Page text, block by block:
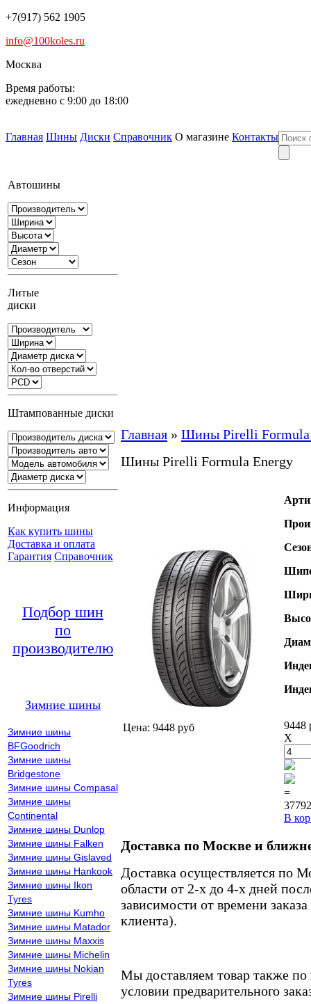
+7(917) 562 1905
info@100koles.ru
Москва
Время работы:
ежедневно с 9:00 до 18:00
Главная Шины Диски Справочник О магазине Контакты
Автошины
Литые
диски
Штампованные диски
Информация
Как купить шины
Доставка и оплата
Гарантия Справочник
Подбор шин
по
производителю
Зимние шины
Зимние шины
BFGoodrich
Зимние шины
Bridgestone
Зимние шины Compasal
Зимние шины
Continental
Зимние шины Dunlop
Зимние шины Falken
Зимние шины Gislaved
Зимние шины Hankook
Зимние шины Ikon
Tyres
Зимние шины Kumho
Зимние шины Matador
Зимние шины Maxxis
Зимние шины Michelin
Зимние шины Nokian
Tyres
Зимние шины Pirelli
Главная » Шины Pirelli Formula
Шины Pirelli Formula Energy
Цена: 9448 руб
9448
X
=
В
Доставка по Москве и
Доставка осуществляется по
области от 2-х до 4-х дней
зависимости от времени
клиента).
Мы доставляем товар также
условии предварительного